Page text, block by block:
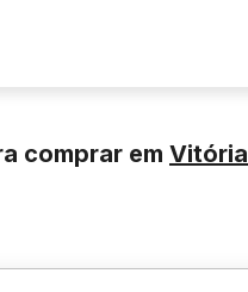
comprar em Vitória